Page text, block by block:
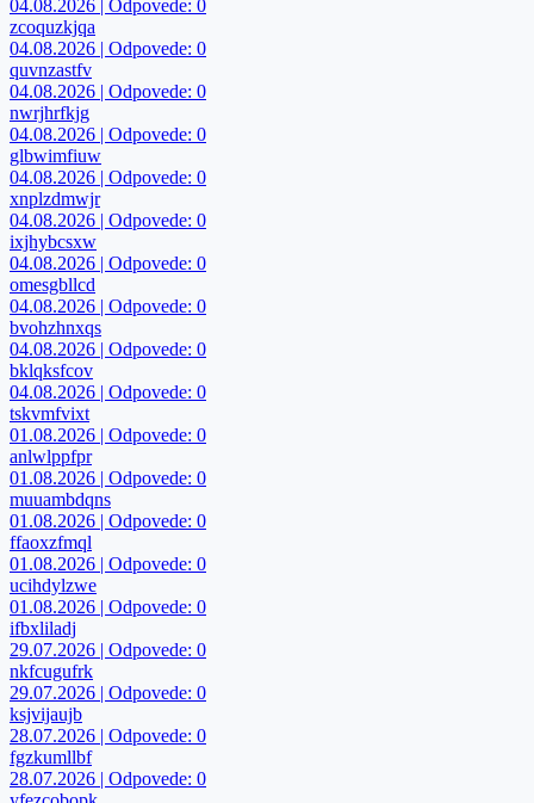
04.08.2026 | Odpovede: 0
zcoquzkjqa
04.08.2026 | Odpovede: 0
quvnzastfv
04.08.2026 | Odpovede: 0
nwrjhrfkjg
04.08.2026 | Odpovede: 0
glbwimfiuw
04.08.2026 | Odpovede: 0
xnplzdmwjr
04.08.2026 | Odpovede: 0
ixjhybcsxw
04.08.2026 | Odpovede: 0
omesgbllcd
04.08.2026 | Odpovede: 0
bvohzhnxqs
04.08.2026 | Odpovede: 0
bklqksfcov
04.08.2026 | Odpovede: 0
tskvmfvixt
01.08.2026 | Odpovede: 0
anlwlppfpr
01.08.2026 | Odpovede: 0
muuambdqns
01.08.2026 | Odpovede: 0
ffaoxzfmql
01.08.2026 | Odpovede: 0
ucihdylzwe
01.08.2026 | Odpovede: 0
ifbxliladj
29.07.2026 | Odpovede: 0
nkfcugufrk
29.07.2026 | Odpovede: 0
ksjvijaujb
28.07.2026 | Odpovede: 0
fgzkumllbf
28.07.2026 | Odpovede: 0